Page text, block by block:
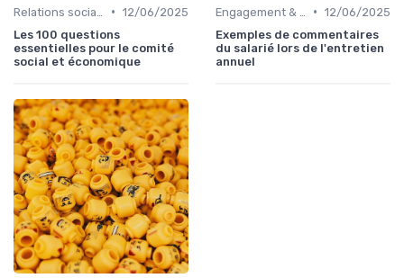
• 12/06/2025
Les 100 questions
essentielles pour le comité
social et économique
• 12/06/2025
Exemples de commentaires
du salarié lors de l'entretien
annuel